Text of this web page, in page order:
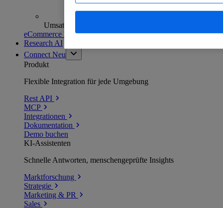
Umsatzanalysen und -prognosen
eCommerce Insights entdecken
Research AI
Connect Neu
Produkt
Flexible Integration für jede Umgebung
Rest API
MCP
Integrationen
Dokumentation
Demo buchen
KI-Assistenten
Schnelle Antworten, menschengeprüfte Insights
Marktforschung
Strategie
Marketing & PR
Sales